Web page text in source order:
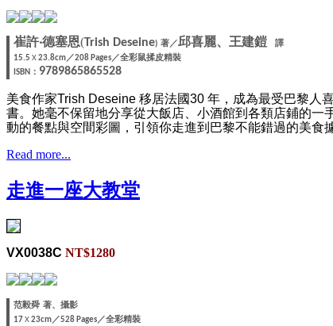
崔許‧德塞恩(Trish Deseine)著／邱喜麗、王建鎧 譯
15.5 X23.8cm／208 Pages／全彩鼠揉皮精裝
ISBN ： 9789865865528
美食作家Trish Deseine 移居法國30 年，成為最受巴黎人
書。她毫不保留地分享從大飯店、小酒館到各類店鋪的
動的餐點與空間彩圖，引領你走進到巴黎不能錯過的美食
Read more...
走進一座大教堂
VX0038C NT$1280
范毅舜 著、攝影
17 X23cm／528 Pages／全彩精裝